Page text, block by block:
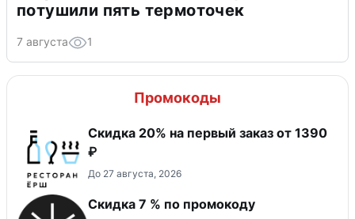
потушили пять термоточек
7 августа 1
Промокоды
Скидка 20% на первый заказ от 1390
₽
До 27 августа, 2026
Скидка 7 % по промокоду